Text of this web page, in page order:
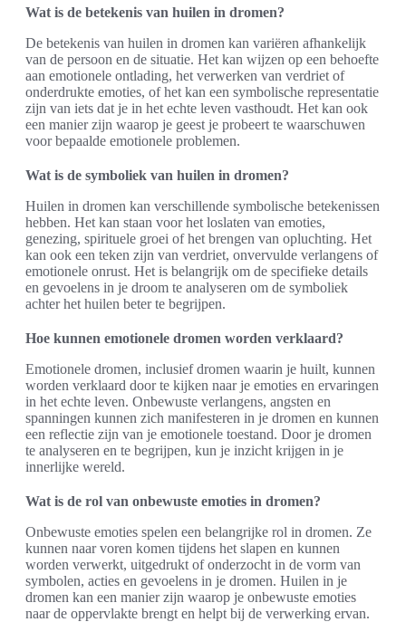
Wat is de betekenis van huilen in dromen?
De betekenis van huilen in dromen kan variëren afhankelijk
van de persoon en de situatie. Het kan wijzen op een behoefte
aan emotionele ontlading, het verwerken van verdriet of
onderdrukte emoties, of het kan een symbolische representatie
zijn van iets dat je in het echte leven vasthoudt. Het kan ook
een manier zijn waarop je geest je probeert te waarschuwen
voor bepaalde emotionele problemen.
Wat is de symboliek van huilen in dromen?
Huilen in dromen kan verschillende symbolische betekenissen
hebben. Het kan staan voor het loslaten van emoties,
genezing, spirituele groei of het brengen van opluchting. Het
kan ook een teken zijn van verdriet, onvervulde verlangens of
emotionele onrust. Het is belangrijk om de specifieke details
en gevoelens in je droom te analyseren om de symboliek
achter het huilen beter te begrijpen.
Hoe kunnen emotionele dromen worden verklaard?
Emotionele dromen, inclusief dromen waarin je huilt, kunnen
worden verklaard door te kijken naar je emoties en ervaringen
in het echte leven. Onbewuste verlangens, angsten en
spanningen kunnen zich manifesteren in je dromen en kunnen
een reflectie zijn van je emotionele toestand. Door je dromen
te analyseren en te begrijpen, kun je inzicht krijgen in je
innerlijke wereld.
Wat is de rol van onbewuste emoties in dromen?
Onbewuste emoties spelen een belangrijke rol in dromen. Ze
kunnen naar voren komen tijdens het slapen en kunnen
worden verwerkt, uitgedrukt of onderzocht in de vorm van
symbolen, acties en gevoelens in je dromen. Huilen in je
dromen kan een manier zijn waarop je onbewuste emoties
naar de oppervlakte brengt en helpt bij de verwerking ervan.